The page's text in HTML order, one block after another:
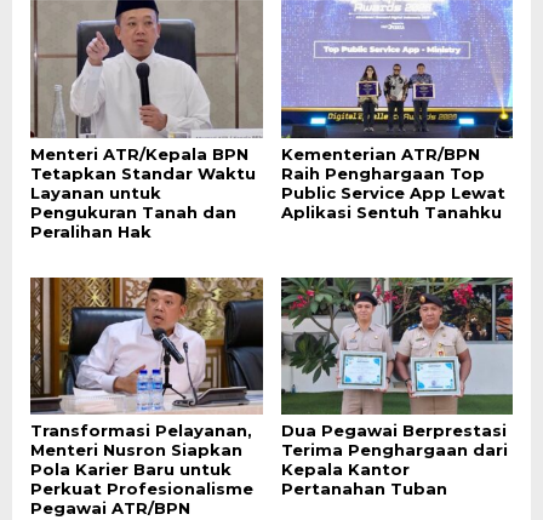
Menteri ATR/Kepala BPN
Tetapkan Standar Waktu
Layanan untuk
Pengukuran Tanah dan
Peralihan Hak
Kementerian ATR/BPN
Raih Penghargaan Top
Public Service App Lewat
Aplikasi Sentuh Tanahku
Transformasi Pelayanan,
Menteri Nusron Siapkan
Pola Karier Baru untuk
Perkuat Profesionalisme
Pegawai ATR/BPN
Dua Pegawai Berprestasi
Terima Penghargaan dari
Kepala Kantor
Pertanahan Tuban